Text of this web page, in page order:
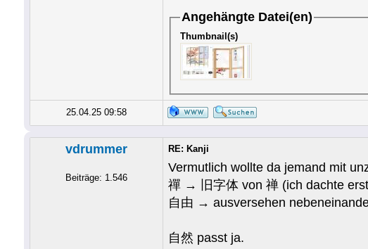
Angehängte Datei(en)
Thumbnail(s)
25.04.25 09:58
vdrummer
Beiträge: 1.546
RE: Kanji
Vermutlich wollte da jemand mit
禪 → 旧字体 von 禅 (ich dachte
自由 → ausversehen
自然 passt ja.